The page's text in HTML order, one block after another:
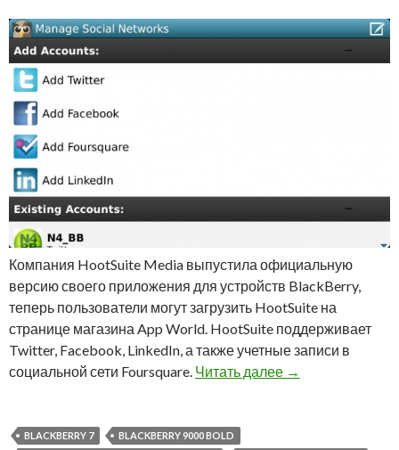
Компания HootSuite Media выпустила официальную
версию своего приложения для устройств BlackBerry,
теперь пользователи могут загрузить HootSuite на
странице магазина App World. HootSuite поддерживает
Twitter, Facebook, LinkedIn, а также учетные записи в
социальной сети Foursquare. Читать далее Приложение
→
BLACKBERRY 7 BLACKBERRY 9000 BOLD